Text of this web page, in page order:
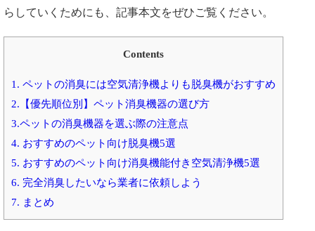
らしていくためにも、記事本文をぜひご覧ください。
Contents
1. ペットの消臭には空気清浄機よりも脱臭機がおすすめ
2.【優先順位別】ペット消臭機器の選び方
3.ペットの消臭機器を選ぶ際の注意点
4. おすすめのペット向け脱臭機5選
5. おすすめのペット向け消臭機能付き空気清浄機5選
6. 完全消臭したいなら業者に依頼しよう
7. まとめ